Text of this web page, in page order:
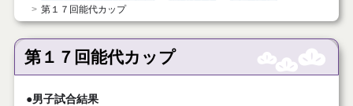
第１７回能代カップ
第１７回能代カップ
●男子試合結果